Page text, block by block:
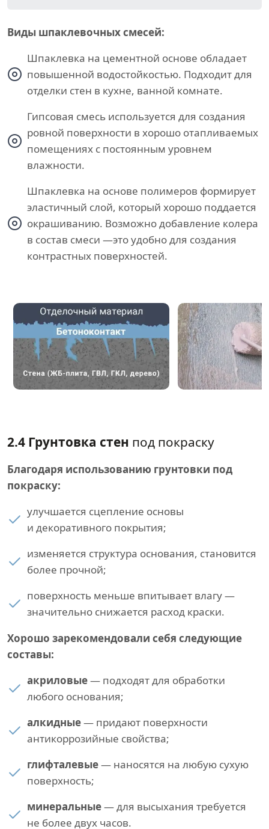
Виды шпаклевочных смесей:
Шпаклевка на цементной основе обладает
повышенной водостойкостью. Подходит для
отделки стен в кухне, ванной комнате.
Гипсовая смесь используется для создания
ровной поверхности в хорошо отапливаемых
помещениях с постоянным уровнем
влажности.
Шпаклевка на основе полимеров формирует
эластичный слой, который хорошо поддается
окрашиванию. Возможно добавление колера
в состав смеси —это удобно для создания
контрастных поверхностей.
2.4 Грунтовка стен под покраску
Благодаря использованию грунтовки под
покраску:
улучшается сцепление основы
и декоративного покрытия;
изменяется структура основания, становится
более прочной;
поверхность меньше впитывает влагу —
значительно снижается расход краски.
Хорошо зарекомендовали себя следующие
составы:
акриловые— подходят для обработки
любого основания;
алкидные— придают поверхности
антикоррозийные свойства;
глифталевые— наносятся на любую сухую
поверхность;
минеральные— для высыхания требуется
не более двух часов.